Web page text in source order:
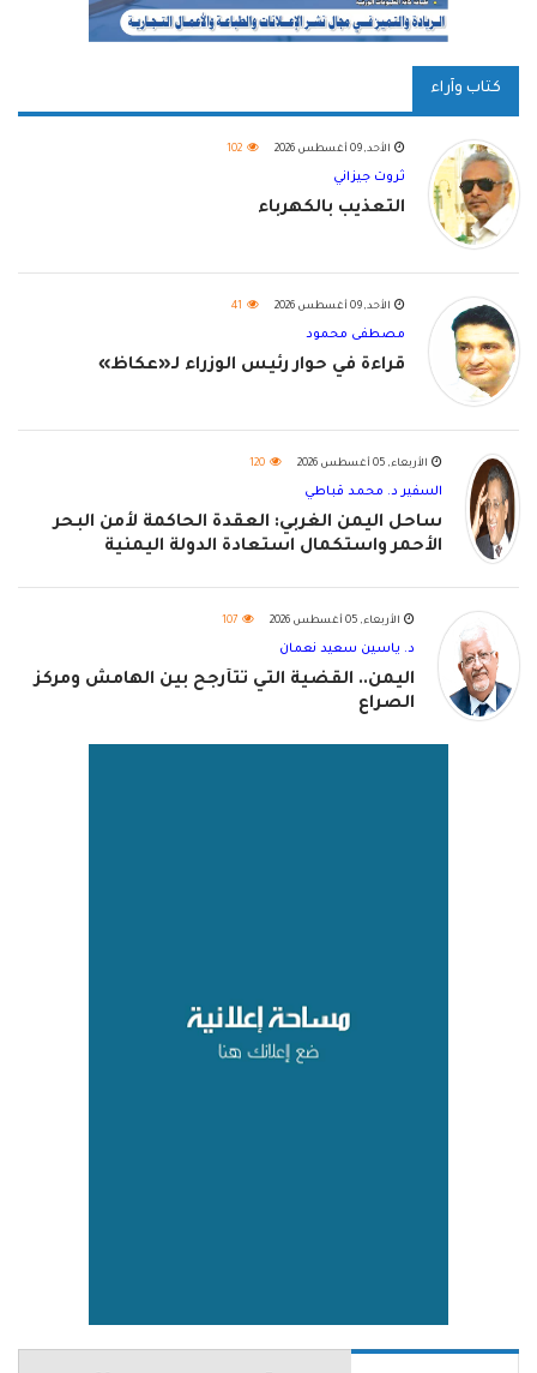
كتاب وآراء
الأحد, 09 أغسطس 2026 102
ثروت جيزاني
التعذيب بالكهرباء
الأحد, 09 أغسطس 2026 41
مصطفى محمود
قراءة في حوار رئيس الوزراء لـ«عكاظ»
الأربعاء, 05 أغسطس 2026 120
السفير د. محمد قباطي
ساحل اليمن الغربي: العقدة الحاكمة لأمن البحر
الأحمر واستكمال استعادة الدولة اليمنية
الأربعاء, 05 أغسطس 2026 107
د. ياسين سعيد نعمان
اليمن.. القضية التي تتأرجح بين الهامش ومركز
الصراع